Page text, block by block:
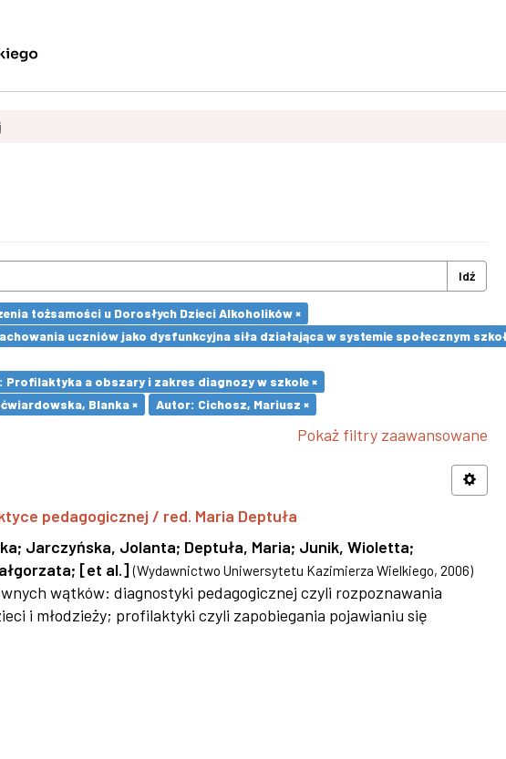
Idź
tożsamości u Dorosłych Dzieci Alkoholików ×
uczniów jako dysfunkcyjna siła działająca w systemie społecznym
a obszary i zakres diagnozy w szkole ×
Blanka × Autor: Cichosz, Mariusz ×
Pokaż filtry zaawansowane
pedagogicznej / red. Maria Deptuła
; Jarczyńska, Jolanta; Deptuła, Maria; Junik, Wioletta;
; [et al.] (Wydawnictwo Uniwersytetu Kazimierza Wielkiego, 2006)
wątków: diagnostyki pedagogicznej czyli rozpoznawania
i młodzieży; profilaktyki czyli zapobiegania pojawianiu się